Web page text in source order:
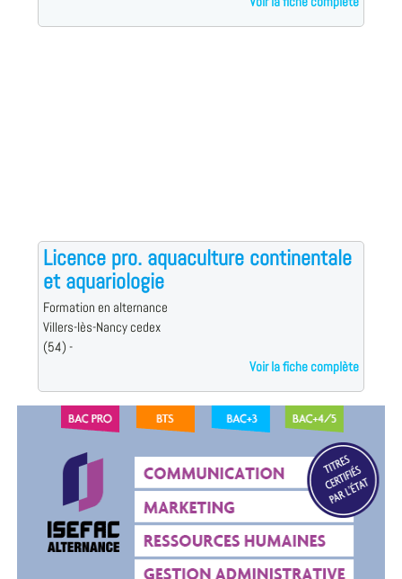
Licence pro. aquaculture continentale
et aquariologie
Formation en alternance
Villers-lès-Nancy cedex
(54) -
Voir la fiche complète